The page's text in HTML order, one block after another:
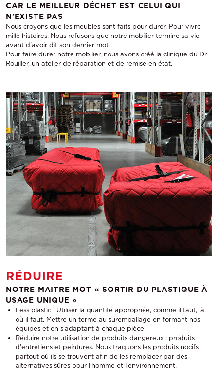
CAR LE MEILLEUR DÉCHET EST CELUI QUI
N'EXISTE PAS
Nous croyons que les meubles sont faits pour durer. Pour vivre
mille histoires. Nous refusons que notre mobilier termine sa vie
avant d'avoir dit son dernier mot.
Pour faire durer notre mobilier, nous avons créé la clinique du Dr
Rouiller, un atelier de réparation et de remise en état.
RÉDUIRE
NOTRE MAITRE MOT « SORTIR DU PLASTIQUE À
USAGE UNIQUE »
Less plastic : Utiliser la quantité appropriée, comme il faut, là
où il faut. Mettre un terme au suremballage en formant nos
équipes et en s'adaptant à chaque pièce.
Réduire notre utilisation de produits dangereux : produits
d'entretiens et peintures. Nous traquons les produits nocifs
partout où ils se trouvent afin de les remplacer par des
alternatives sûres pour l'homme et l'environnement.